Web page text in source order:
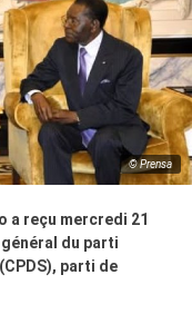
© Prensa
a reçu mercredi 21
du parti
parti de